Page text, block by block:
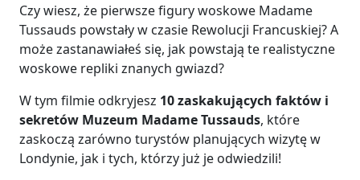
Czy wiesz, że pierwsze figury woskowe Madame
Tussauds powstały w czasie Rewolucji Francuskiej? A
może zastanawiałeś się, jak powstają te realistyczne
woskowe repliki znanych gwiazd?
W tym filmie odkryjesz 10 zaskakujących faktów i
sekretów Muzeum Madame Tussauds, które
zaskoczą zarówno turystów planujących wizytę w
Londynie, jak i tych, którzy już je odwiedzili!